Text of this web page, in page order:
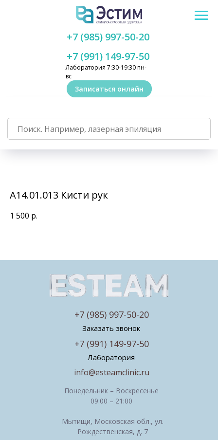
Лаборатория 7:30-19:30 пн-
вс
+7 (991) 149-97-50
+7 (985) 997-50-20
Записаться онлайн
А14.01.013 Кисти рук
1 500 р.
Понедельник – Воскресенье
09:00 – 21:00
Мытищи, Московская обл., ул.
Рождественская, д. 7
Заказать звонок
Лаборатория
info@esteamclinic.ru
+7 (991) 149-97-50
+7 (985) 997-50-20